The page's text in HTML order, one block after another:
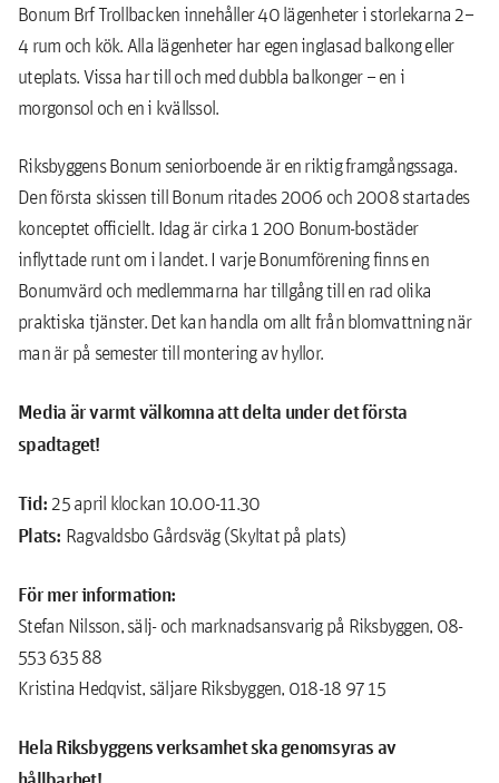
Bonum Brf Trollbacken innehåller 40 lägenheter i storlekarna 2–
4 rum och kök. Alla lägenheter har egen inglasad balkong eller
uteplats. Vissa har till och med dubbla balkonger – en i
morgonsol och en i kvällssol.
Riksbyggens Bonum seniorboende är en riktig framgångssaga.
Den första skissen till Bonum ritades 2006 och 2008 startades
konceptet officiellt. Idag är cirka 1 200 Bonum-bostäder
inflyttade runt om i landet. I varje Bonumförening finns en
Bonumvärd och medlemmarna har tillgång till en rad olika
praktiska tjänster. Det kan handla om allt från blomvattning när
man är på semester till montering av hyllor.
Media är varmt välkomna att delta under det första
spadtaget!
Tid:25 april klockan 10.00-11.30
Plats: Ragvaldsbo Gårdsväg (Skyltat på plats)
För mer information:
Stefan Nilsson, sälj- och marknadsansvarig på Riksbyggen, 08-
553 635 88
Kristina Hedqvist, säljare Riksbyggen, 018-18 97 15
Hela Riksbyggens verksamhet ska genomsyras av